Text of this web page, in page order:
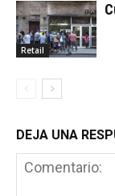
Retail
DEJA UNA